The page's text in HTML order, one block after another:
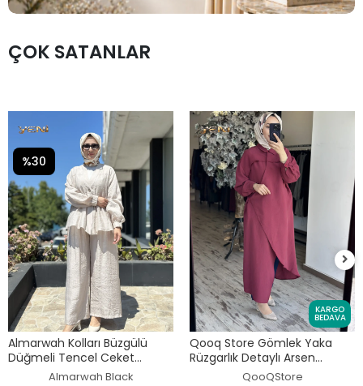
ÇOK SATANLAR
Almarwah Kolları Büzgülü
Düğmeli Tencel Ceket
405024Almarwah Black
%30
KARGO
BEDAVA
Qooq Store Gömlek Yaka
Rüzgarlık Detaylı Arsen
QooQStore